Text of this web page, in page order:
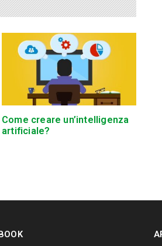
Come creare un’intelligenza
artificiale?